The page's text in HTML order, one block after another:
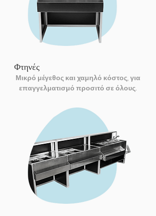
Φτηνές
Μικρό μέγεθος και χαμηλό κόστος, για
επαγγελματισμό προσιτό σε όλους.